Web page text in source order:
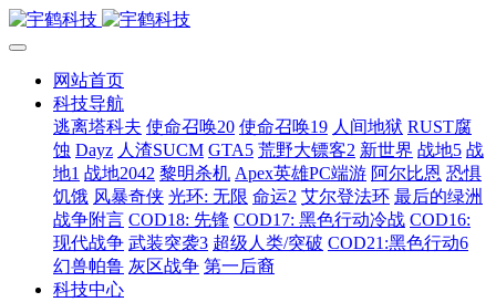
网站首页
科技导航
逃离塔科夫 使命召唤20 使命召唤19 人间地狱 RUST腐
蚀 Dayz 人渣SUCM GTA5 荒野大镖客2 新世界 战地5 战
地1 战地2042 黎明杀机 Apex英雄PC端游 阿尔比恩 恐惧
饥饿 风暴奇侠 光环: 无限 命运2 艾尔登法环 最后的绿洲
战争附言 COD18: 先锋 COD17: 黑色行动冷战 COD16:
现代战争 武装突袭3 超级人类/突破 COD21:黑色行动6
幻兽帕鲁 灰区战争 第一后裔
科技中心